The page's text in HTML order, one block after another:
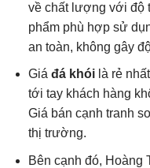
về chất lượng với độ
phẩm phù hợp sử
an toàn, không gây
Giá đá khóilà rẻ
tới tay khách hàng
Giá bán cạnh tranh
thị trường.
Bên cạnh đó, Hoàng